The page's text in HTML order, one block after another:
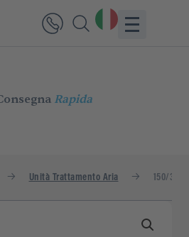
Rapida
Unità Trattamento Aria 150/300